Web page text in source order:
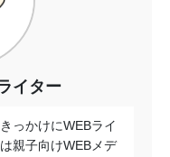
イター
っかけにWEBライ
親子向けWEBメデ